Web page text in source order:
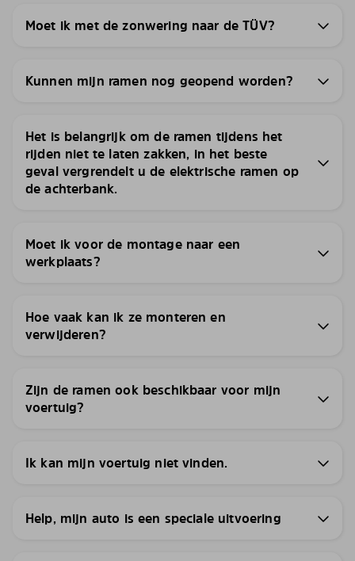
Moet ik met de zonwering naar de TÜV?
Kunnen mijn ramen nog geopend worden?
Het is belangrijk om de ramen tijdens het
rijden niet te laten zakken, in het beste
geval vergrendelt u de elektrische ramen op
de achterbank.
Moet ik voor de montage naar een
werkplaats?
Hoe vaak kan ik ze monteren en
verwijderen?
Zijn de ramen ook beschikbaar voor mijn
voertuig?
Ik kan mijn voertuig niet vinden.
Help, mijn auto is een speciale uitvoering